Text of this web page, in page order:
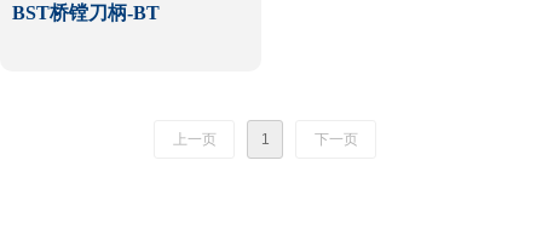
BST桥镗刀柄-BT
上一页 1 下一页